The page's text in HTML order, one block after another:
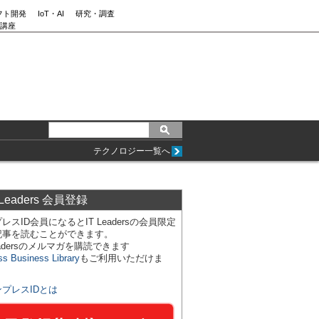
ト開発 IoT・AI
研究・調査
座
テクノロジー一覧へ
会員登録
スID会員になるとIT Leadersの会員限定
を読むことができます。
のメルマガを購読できます
Business Libraryもご利用いただけま
プレスIDとは